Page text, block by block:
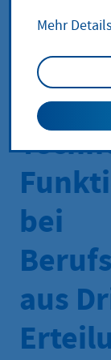
oder
bei
aus
e
n
Mehr